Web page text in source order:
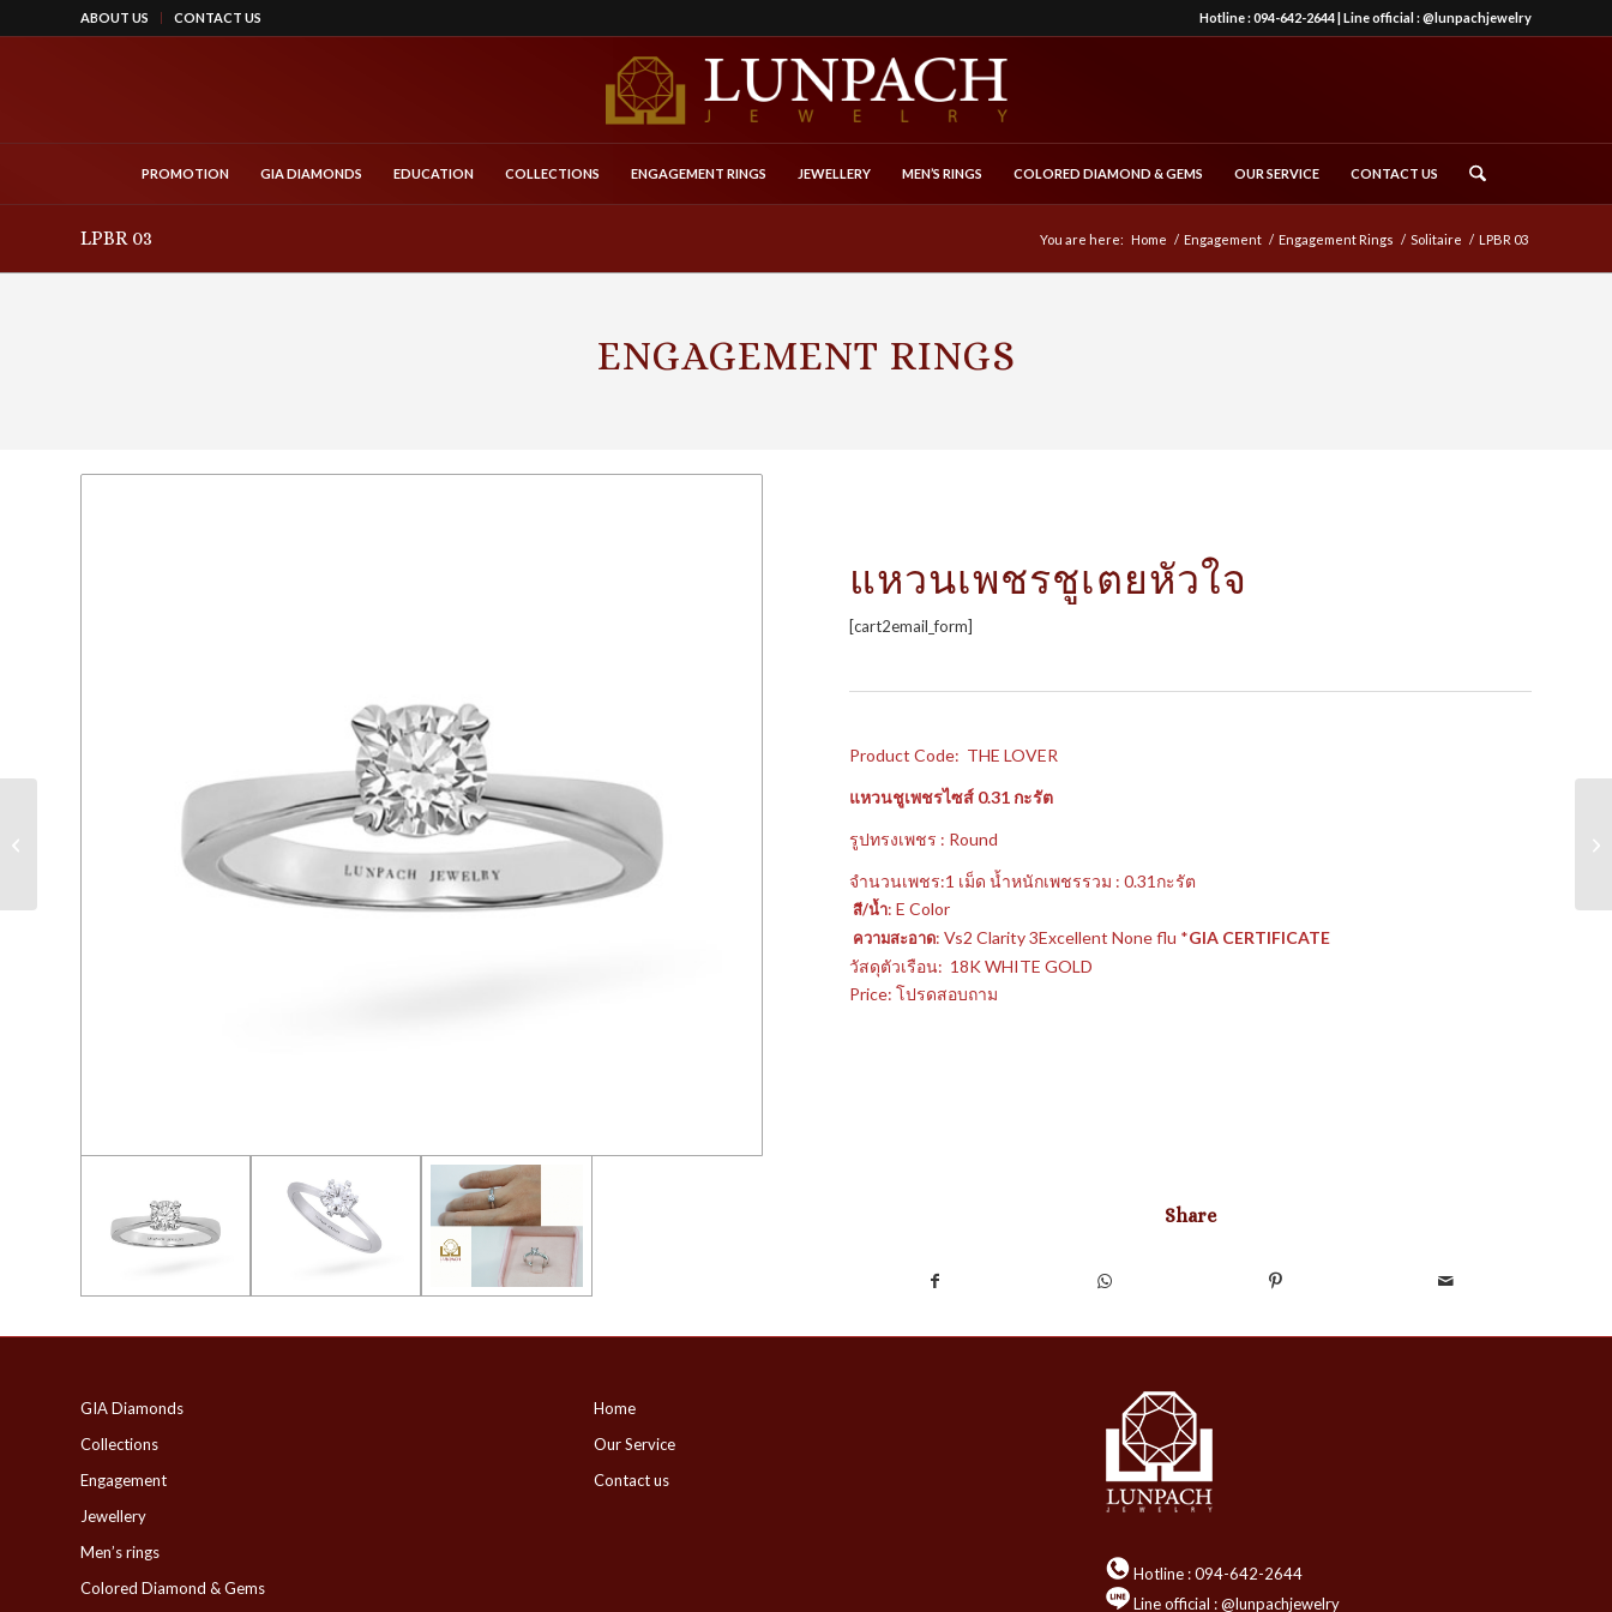
ABOUT US CONTACT US Hotline :094-642-2644| Line official :@lunpachjewelry
PROMOTION GIA DIAMONDS EDUCATION COLLECTIONS ENGAGEMENT RINGS JEWELLERY MEN’S RINGS COLORED DIAMOND & GEMS OUR SERVICE CONTACT US
LPBR 03 You are here: Home / Engagement / Engagement Rings / Solitaire / LPBR 03
ENGAGEMENT RINGS
แหวนเพชรชูเตยหัวใจ
[cart2email_form]
Product Code: THE LOVER
แหวนชูเพชรไซส์ 0.31 กะรัต
รูปทรงเพชร : Round
จำนวนเพชร:1 เม็ด น้ำหนักเพชรรวม : 0.31กะรัต
สี/น้ำ: E Color
ความสะอาด: Vs2 Clarity 3Excellent None flu *GIA CERTIFICATE
วัสดุตัวเรือน: 18K WHITE GOLD
Price: โปรดสอบถาม
Share
GIA Diamonds
Collections
Engagement
Jewellery
Men’s rings
Colored Diamond & Gems
Home
Our Service
Contact us
Hotline :094-642-2644
Line official : @lunpachjewelry